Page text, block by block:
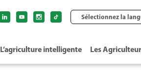
L’agriculture intelligente Les
Sélectionnez la